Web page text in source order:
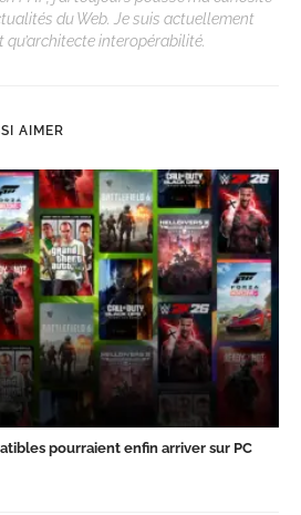
du Web. Je suis actuellement
qu’architecte interopérabilité.
AIMER
pourraient enfin arriver sur PC